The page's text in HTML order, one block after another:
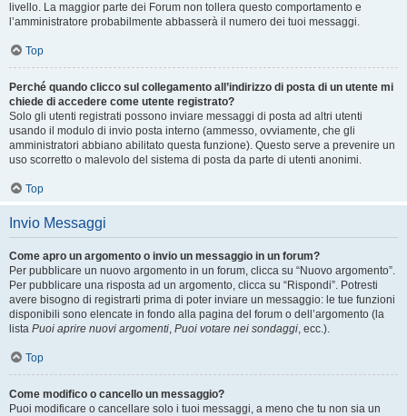
livello. La maggior parte dei Forum non tollera questo comportamento e
l’amministratore probabilmente abbasserà il numero dei tuoi messaggi.
Top
Perché quando clicco sul collegamento all’indirizzo di posta di un utente mi
chiede di accedere come utente registrato?
Solo gli utenti registrati possono inviare messaggi di posta ad altri utenti
usando il modulo di invio posta interno (ammesso, ovviamente, che gli
amministratori abbiano abilitato questa funzione). Questo serve a prevenire un
uso scorretto o malevolo del sistema di posta da parte di utenti anonimi.
Top
Invio Messaggi
Come apro un argomento o invio un messaggio in un forum?
Per pubblicare un nuovo argomento in un forum, clicca su “Nuovo argomento”.
Per pubblicare una risposta ad un argomento, clicca su “Rispondi”. Potresti
avere bisogno di registrarti prima di poter inviare un messaggio: le tue funzioni
disponibili sono elencate in fondo alla pagina del forum o dell’argomento (la
lista Puoi aprire nuovi argomenti, Puoi votare nei sondaggi, ecc.).
Top
Come modifico o cancello un messaggio?
Puoi modificare o cancellare solo i tuoi messaggi, a meno che tu non sia un